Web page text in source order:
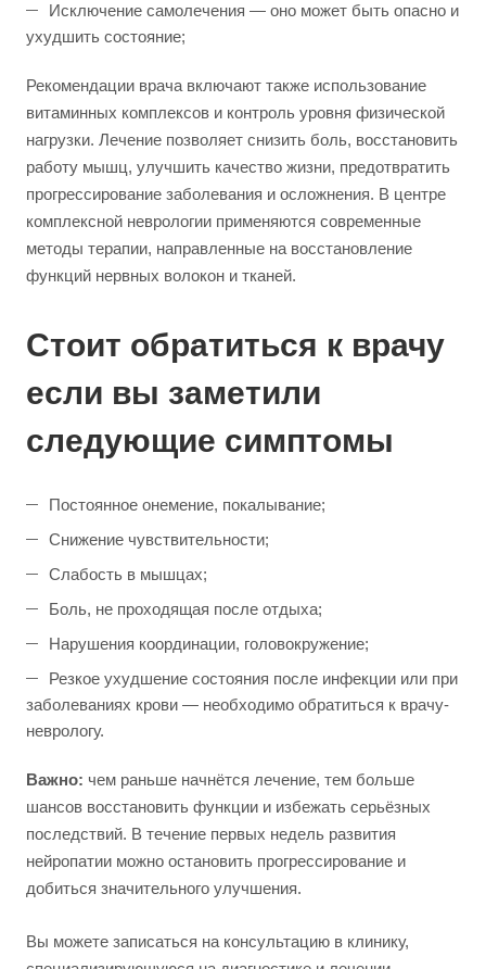
Исключение самолечения — оно может быть опасно и
ухудшить состояние;
Рекомендации врача включают также использование
витаминных комплексов и контроль уровня физической
нагрузки. Лечение позволяет снизить боль, восстановить
работу мышц, улучшить качество жизни, предотвратить
прогрессирование заболевания и осложнения. В центре
комплексной неврологии применяются современные
методы терапии, направленные на восстановление
функций нервных волокон и тканей.
Стоит обратиться к врачу
если вы заметили
следующие симптомы
Постоянное онемение, покалывание;
Снижение чувствительности;
Слабость в мышцах;
Боль, не проходящая после отдыха;
Нарушения координации, головокружение;
Резкое ухудшение состояния после инфекции или при
заболеваниях крови — необходимо обратиться к врачу-
неврологу.
Важно: чем раньше начнётся лечение, тем больше
шансов восстановить функции и избежать серьёзных
последствий. В течение первых недель развития
нейропатии можно остановить прогрессирование и
добиться значительного улучшения.
Вы можете записаться на консультацию в клинику,